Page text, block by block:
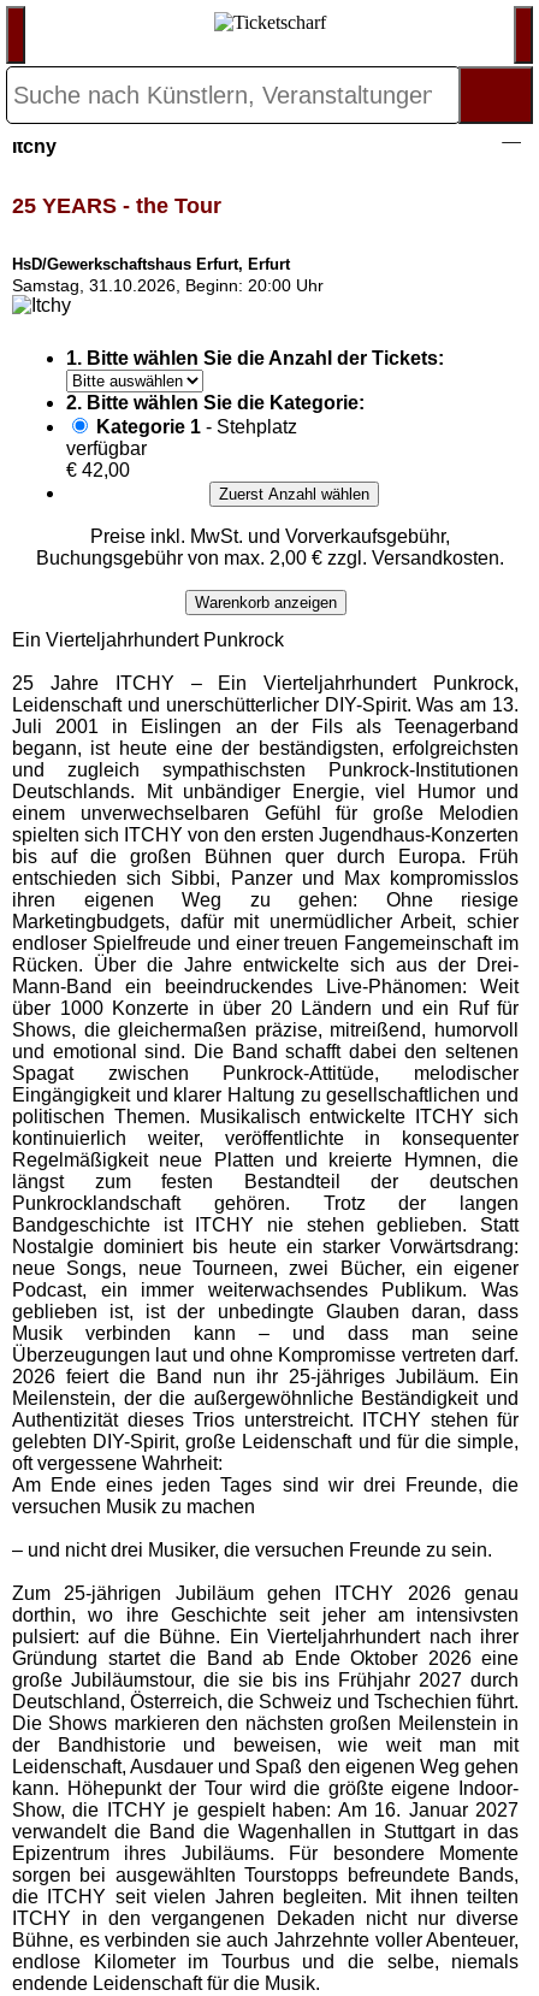
Itchy
25 YEARS - the Tour
HsD/Gewerkschaftshaus Erfurt, Erfurt
Samstag, 31.10.2026, Beginn: 20:00 Uhr
1. Bitte wählen Sie die Anzahl der Tickets:
2. Bitte wählen Sie die Kategorie:
Kategorie 1 - Stehplatz
verfügbar
€ 42,00
Zuerst Anzahl wählen
Preise inkl. MwSt. und Vorverkaufsgebühr,
Buchungsgebühr von max. 2,00 € zzgl. Versandkosten.
Warenkorb anzeigen
Ein Vierteljahrhundert Punkrock
25 Jahre ITCHY – Ein Vierteljahrhundert Punkrock,
Leidenschaft und unerschütterlicher DIY-Spirit. Was am 13.
Juli 2001 in Eislingen an der Fils als Teenagerband
begann, ist heute eine der beständigsten, erfolgreichsten
und zugleich sympathischsten Punkrock-Institutionen
Deutschlands. Mit unbändiger Energie, viel Humor und
einem unverwechselbaren Gefühl für große Melodien
spielten sich ITCHY von den ersten Jugendhaus-Konzerten
bis auf die großen Bühnen quer durch Europa. Früh
entschieden sich Sibbi, Panzer und Max kompromisslos
ihren eigenen Weg zu gehen: Ohne riesige
Marketingbudgets, dafür mit unermüdlicher Arbeit, schier
endloser Spielfreude und einer treuen Fangemeinschaft im
Rücken. Über die Jahre entwickelte sich aus der Drei-
Mann-Band ein beeindruckendes Live-Phänomen: Weit
über 1000 Konzerte in über 20 Ländern und ein Ruf für
Shows, die gleichermaßen präzise, mitreißend, humorvoll
und emotional sind. Die Band schafft dabei den seltenen
Spagat zwischen Punkrock-Attitüde, melodischer
Eingängigkeit und klarer Haltung zu gesellschaftlichen und
politischen Themen. Musikalisch entwickelte ITCHY sich
kontinuierlich weiter, veröffentlichte in konsequenter
Regelmäßigkeit neue Platten und kreierte Hymnen, die
längst zum festen Bestandteil der deutschen
Punkrocklandschaft gehören. Trotz der langen
Bandgeschichte ist ITCHY nie stehen geblieben. Statt
Nostalgie dominiert bis heute ein starker Vorwärtsdrang:
neue Songs, neue Tourneen, zwei Bücher, ein eigener
Podcast, ein immer weiterwachsendes Publikum. Was
geblieben ist, ist der unbedingte Glauben daran, dass
Musik verbinden kann – und dass man seine
Überzeugungen laut und ohne Kompromisse vertreten darf.
2026 feiert die Band nun ihr 25-jähriges Jubiläum. Ein
Meilenstein, der die außergewöhnliche Beständigkeit und
Authentizität dieses Trios unterstreicht. ITCHY stehen für
gelebten DIY-Spirit, große Leidenschaft und für die simple,
oft vergessene Wahrheit:
Am Ende eines jeden Tages sind wir drei Freunde, die
versuchen Musik zu machen
– und nicht drei Musiker, die versuchen Freunde zu sein.
Zum 25-jährigen Jubiläum gehen ITCHY 2026 genau
dorthin, wo ihre Geschichte seit jeher am intensivsten
pulsiert: auf die Bühne. Ein Vierteljahrhundert nach ihrer
Gründung startet die Band ab Ende Oktober 2026 eine
große Jubiläumstour, die sie bis ins Frühjahr 2027 durch
Deutschland, Österreich, die Schweiz und Tschechien führt.
Die Shows markieren den nächsten großen Meilenstein in
der Bandhistorie und beweisen, wie weit man mit
Leidenschaft, Ausdauer und Spaß den eigenen Weg gehen
kann. Höhepunkt der Tour wird die größte eigene Indoor-
Show, die ITCHY je gespielt haben: Am 16. Januar 2027
verwandelt die Band die Wagenhallen in Stuttgart in das
Epizentrum ihres Jubiläums. Für besondere Momente
sorgen bei ausgewählten Tourstopps befreundete Bands,
die ITCHY seit vielen Jahren begleiten. Mit ihnen teilten
ITCHY in den vergangenen Dekaden nicht nur diverse
Bühne, es verbinden sie auch Jahrzehnte voller Abenteuer,
endlose Kilometer im Tourbus und die selbe, niemals
endende Leidenschaft für die Musik.